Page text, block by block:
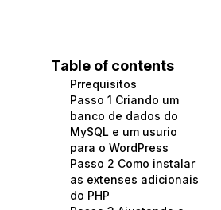
Containers and Images
Managed Databases
Management and Dev Tools
Networking
Security
Data and IoT
Developer Tools
Gaming and Media
Hosting
Security and Networking
Developer Tools
Get Involved
Utilities and Help
Table of contents
Prrequisitos
Passo 1 Criando um
banco de dados do
MySQL e um usurio
para o WordPress
Passo 2 Como instalar
as extenses adicionais
do PHP